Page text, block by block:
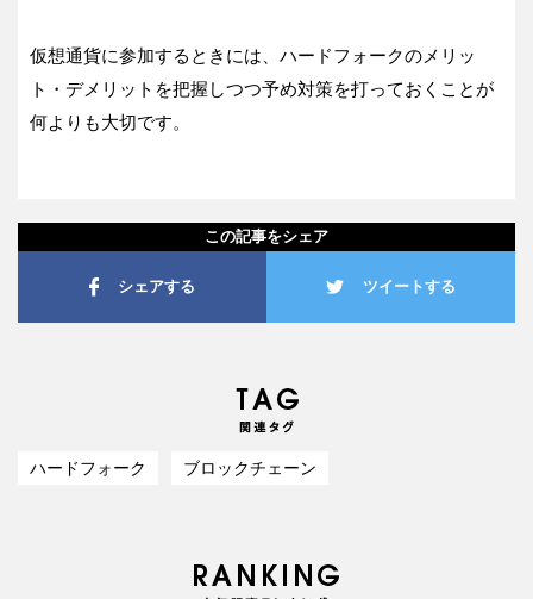
仮想通貨に参加するときには、ハードフォークのメリッ
ト・デメリットを把握しつつ予め対策を打っておくことが
何よりも大切です。
この記事をシェア
シェアする ツイートする
ハードフォーク ブロックチェーン